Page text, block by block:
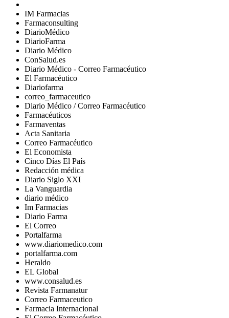
IM Farmacias
Farmaconsulting
DiarioMédico
DiarioFarma
Diario Médico
ConSalud.es
Diario Médico - Correo Farmacéutico
El Farmacéutico
Diariofarma
correo_farmaceutico
Diario Médico / Correo Farmacéutico
Farmacéuticos
Farmaventas
Acta Sanitaria
Correo Farmacéutico
El Economista
Cinco Días El País
Redacción médica
Diario Siglo XXI
La Vanguardia
diario médico
Im Farmacias
Diario Farma
El Correo
Portalfarma
www.diariomedico.com
portalfarma.com
Heraldo
EL Global
www.consalud.es
Revista Farmanatur
Correo Farmaceutico
Farmacia Internacional